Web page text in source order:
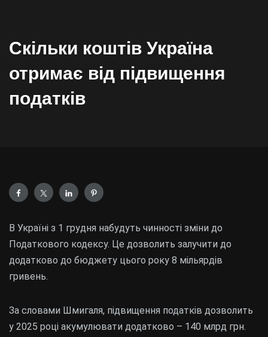
Скільки коштів Україна
отримає від підвищення
податків
В Україні з 1 грудня набудуть чинності зміни до
Податкового кодексу. Це дозволить залучити до
додатково до бюджету цього року 8 мільярдів
гривень.
За словами Шмигаля, підвищення податків дозволить
у 2025 році акумулювати додатково – 140 млрд грн.